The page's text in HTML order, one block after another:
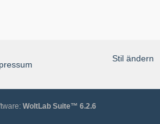
Stil ändern
WoltLab Suite™ 6.2.6